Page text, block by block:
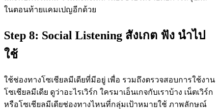
ในตอนท้ายแคมเปญอีกด้วย
Step 8: Social Listening สังเกต ฟัง นำไป
ใช้
ใช้ช่องทางโซเชียลมีเดียที่มีอยู่ เพื่อ รวมถึงตรวจสอบการใช้งาน
โซเชียลมีเดีย ดูว่าอะไรเวิร์ก ใครมาเอ็นเกจกับเราบ้าง เน็ตเวิร์ก
หรือโซเชียลมีเดียช่องทางไหนที่กลุ่มเป้าหมายใช้ ภาพลักษณ์